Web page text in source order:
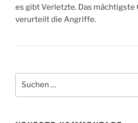
es gibt Verletzte. Das mächtigste
verurteilt die Angriffe.
nach: